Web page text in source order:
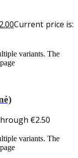
Current price is:
variants. The
€2.50
variants. The